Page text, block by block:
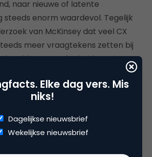
naar nieuwe of latente
steeds enorm waardevol. Tegelijk
van McKinsey dat veel CX
meer vraagtekens zetten bij
klanttevredenheidsmetingen.
hieronder bijvoorbeeld is te
je terug dat deze CX-ers vinden dat
beeld gaat en dat er te
gedaan. Plus, niet onbelangrijk, de
van ROI kan lastig vastgesteld
Elke dag vers. Mis
niks!
Dagelijkse nieuwsbrief
Wekelijkse nieuwsbrief